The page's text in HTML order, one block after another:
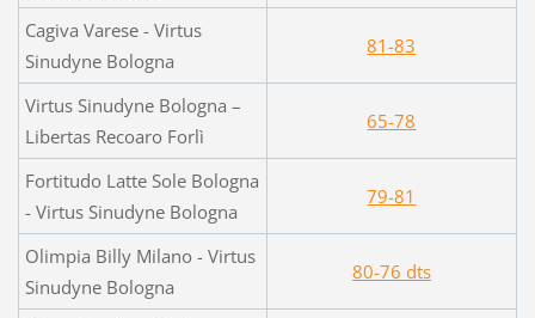
Cagiva Varese - Virtus
Sinudyne Bologna
81-83
Virtus Sinudyne Bologna –
Libertas Recoaro Forlì
65-78
Fortitudo Latte Sole Bologna
- Virtus Sinudyne Bologna
79-81
Olimpia Billy Milano - Virtus
Sinudyne Bologna
80-76 dts